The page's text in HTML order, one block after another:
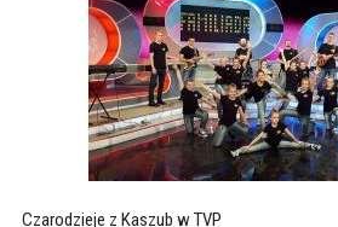
Czarodzieje z Kaszub w TVP